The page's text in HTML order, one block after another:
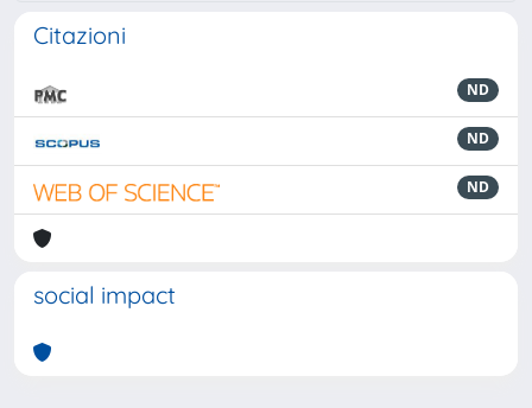
Citazioni
ND
ND
ND
social impact